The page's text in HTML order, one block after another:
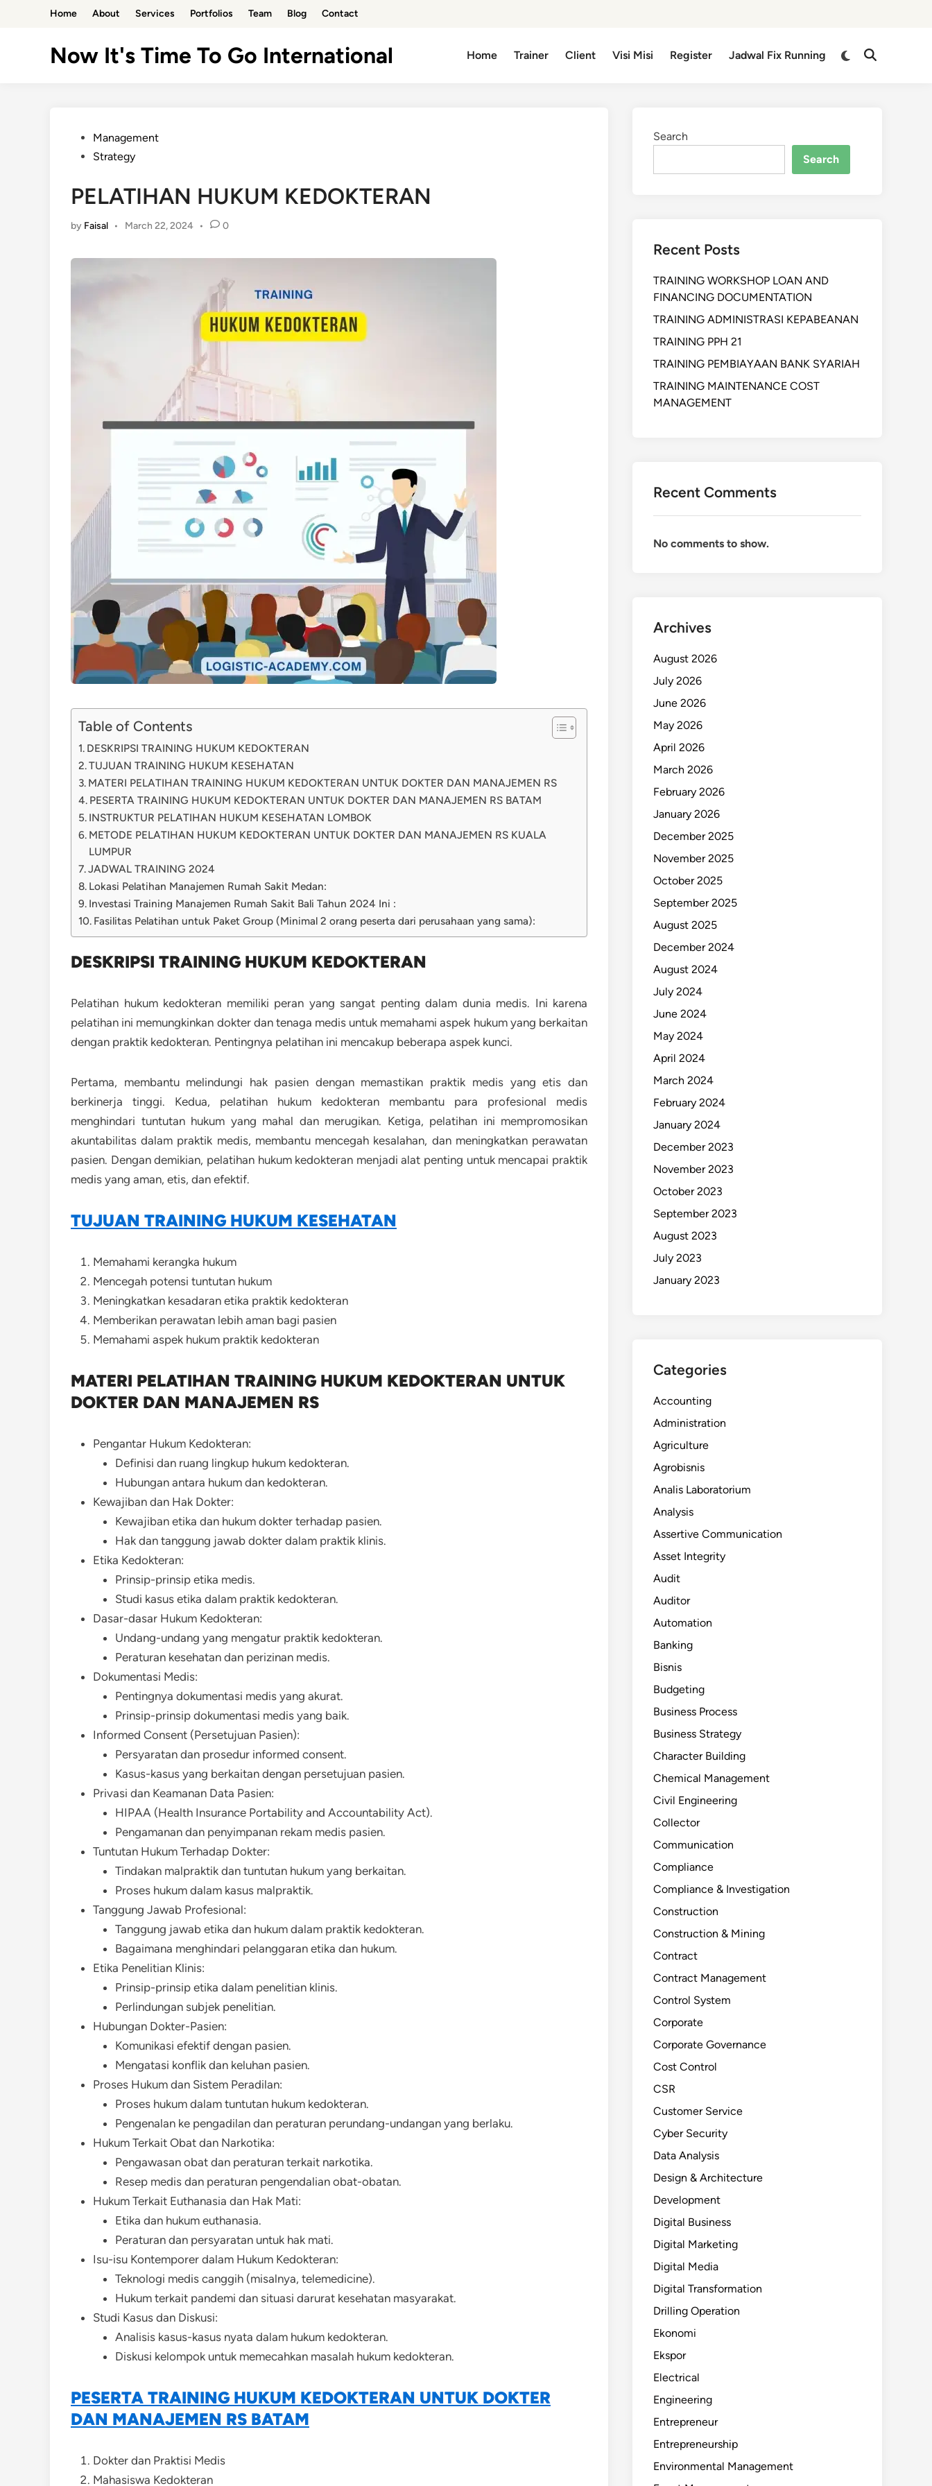
Home About Services Portfolios Team Blog Contact
Now It's Time To Go International Home Trainer Client Visi Misi Register Jadwal Fix Running
PostedManagement
Strategy
PELATIHAN HUKUM KEDOKTERAN
by Faisal • March 22, 2024 • 0
Table of Contents
DESKRIPSI TRAINING HUKUM KEDOKTERAN
TUJUAN TRAINING HUKUM KESEHATAN
MATERI PELATIHAN TRAINING HUKUM KEDOKTERAN UNTUK DOKTER DAN MANAJEMEN RS
PESERTA TRAINING HUKUM KEDOKTERAN UNTUK DOKTER DAN MANAJEMEN RS BATAM
INSTRUKTUR PELATIHAN HUKUM KESEHATAN LOMBOK
METODE PELATIHAN HUKUM KEDOKTERAN UNTUK DOKTER DAN MANAJEMEN RS KUALA
LUMPUR
JADWAL TRAINING 2024
Lokasi Pelatihan Manajemen Rumah Sakit Medan:
Investasi Training Manajemen Rumah Sakit Bali Tahun 2024 Ini :
Fasilitas Pelatihan untuk Paket Group (Minimal 2 orang peserta dari perusahaan yang sama):
DESKRIPSI TRAINING HUKUM KEDOKTERAN
Pelatihan hukum kedokteran memiliki peran yang sangat penting dalam dunia medis. Ini karena
pelatihan ini memungkinkan dokter dan tenaga medis untuk memahami aspek hukum yang berkaitan
dengan praktik kedokteran. Pentingnya pelatihan ini mencakup beberapa aspek kunci.
Pertama, membantu melindungi hak pasien dengan memastikan praktik medis yang etis dan
berkinerja tinggi. Kedua, pelatihan hukum kedokteran membantu para profesional medis
menghindari tuntutan hukum yang mahal dan merugikan. Ketiga, pelatihan ini mempromosikan
akuntabilitas dalam praktik medis, membantu mencegah kesalahan, dan meningkatkan perawatan
pasien. Dengan demikian, pelatihan hukum kedokteran menjadi alat penting untuk mencapai praktik
medis yang aman, etis, dan efektif.
TUJUAN TRAINING HUKUM KESEHATAN
Memahami kerangka hukum
Mencegah potensi tuntutan hukum
Meningkatkan kesadaran etika praktik kedokteran
Memberikan perawatan lebih aman bagi pasien
Memahami aspek hukum praktik kedokteran
MATERI PELATIHAN TRAINING HUKUM KEDOKTERAN UNTUK
DOKTER DAN MANAJEMEN RS
Pengantar Hukum Kedokteran:
Definisi dan ruang lingkup hukum kedokteran.
Hubungan antara hukum dan kedokteran.
Kewajiban dan Hak Dokter:
Kewajiban etika dan hukum dokter terhadap pasien.
Hak dan tanggung jawab dokter dalam praktik klinis.
Etika Kedokteran:
Prinsip-prinsip etika medis.
Studi kasus etika dalam praktik kedokteran.
Dasar-dasar Hukum Kedokteran:
Undang-undang yang mengatur praktik kedokteran.
Peraturan kesehatan dan perizinan medis.
Dokumentasi Medis:
Pentingnya dokumentasi medis yang akurat.
Prinsip-prinsip dokumentasi medis yang baik.
Informed Consent (Persetujuan Pasien):
Persyaratan dan prosedur informed consent.
Kasus-kasus yang berkaitan dengan persetujuan pasien.
Privasi dan Keamanan Data Pasien:
HIPAA (Health Insurance Portability and Accountability Act).
Pengamanan dan penyimpanan rekam medis pasien.
Tuntutan Hukum Terhadap Dokter:
Tindakan malpraktik dan tuntutan hukum yang berkaitan.
Proses hukum dalam kasus malpraktik.
Tanggung Jawab Profesional:
Tanggung jawab etika dan hukum dalam praktik kedokteran.
Bagaimana menghindari pelanggaran etika dan hukum.
Etika Penelitian Klinis:
Prinsip-prinsip etika dalam penelitian klinis.
Perlindungan subjek penelitian.
Hubungan Dokter-Pasien:
Komunikasi efektif dengan pasien.
Mengatasi konflik dan keluhan pasien.
Proses Hukum dan Sistem Peradilan:
Proses hukum dalam tuntutan hukum kedokteran.
Pengenalan ke pengadilan dan peraturan perundang-undangan yang berlaku.
Hukum Terkait Obat dan Narkotika:
Pengawasan obat dan peraturan terkait narkotika.
Resep medis dan peraturan pengendalian obat-obatan.
Hukum Terkait Euthanasia dan Hak Mati:
Etika dan hukum euthanasia.
Peraturan dan persyaratan untuk hak mati.
Isu-isu Kontemporer dalam Hukum Kedokteran:
Teknologi medis canggih (misalnya, telemedicine).
Hukum terkait pandemi dan situasi darurat kesehatan masyarakat.
Studi Kasus dan Diskusi:
Analisis kasus-kasus nyata dalam hukum kedokteran.
Diskusi kelompok untuk memecahkan masalah hukum kedokteran.
PESERTA TRAINING HUKUM KEDOKTERAN UNTUK DOKTER
DAN MANAJEMEN RS BATAM
Dokter dan Praktisi Medis
Mahasiswa Kedokteran
Search
Search
Recent Posts
TRAINING WORKSHOP LOAN AND
FINANCING DOCUMENTATION
TRAINING ADMINISTRASI KEPABEANAN
TRAINING PPH 21
TRAINING PEMBIAYAAN BANK SYARIAH
TRAINING MAINTENANCE COST
MANAGEMENT
Recent Comments
No comments to show.
Archives
August 2026
July 2026
June 2026
May 2026
April 2026
March 2026
February 2026
January 2026
December 2025
November 2025
October 2025
September 2025
August 2025
December 2024
August 2024
July 2024
June 2024
May 2024
April 2024
March 2024
February 2024
January 2024
December 2023
November 2023
October 2023
September 2023
August 2023
July 2023
January 2023
Categories
Accounting
Administration
Agriculture
Agrobisnis
Analis Laboratorium
Analysis
Assertive Communication
Asset Integrity
Audit
Auditor
Automation
Banking
Bisnis
Budgeting
Business Process
Business Strategy
Character Building
Chemical Management
Civil Engineering
Collector
Communication
Compliance
Compliance & Investigation
Construction
Construction & Mining
Contract
Contract Management
Control System
Corporate
Corporate Governance
Cost Control
CSR
Customer Service
Cyber Security
Data Analysis
Design & Architecture
Development
Digital Business
Digital Marketing
Digital Media
Digital Transformation
Drilling Operation
Ekonomi
Ekspor
Electrical
Engineering
Entrepreneur
Entrepreneurship
Environmental Management